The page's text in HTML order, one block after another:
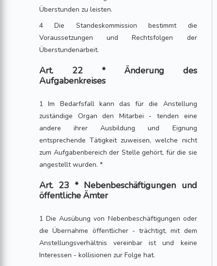
Überstunden zu leisten.
4 Die Standeskommission bestimmt die
Voraussetzungen und Rechtsfolgen der
Überstundenarbeit.
Art. 22 * Änderung des
Aufgabenkreises
1 Im Bedarfsfall kann das für die Anstellung
zuständige Organ den Mitarbei - tenden eine
andere ihrer Ausbildung und Eignung
entsprechende Tätigkeit zuweisen, welche nicht
zum Aufgabenbereich der Stelle gehört, für die sie
angestellt wurden. *
Art. 23 * Nebenbeschäftigungen und
öffentliche Ämter
1 Die Ausübung von Nebenbeschäftigungen oder
die Übernahme öffentlicher - trächtigt, mit dem
Anstellungsverhältnis vereinbar ist und keine
Interessen - kollisionen zur Folge hat.